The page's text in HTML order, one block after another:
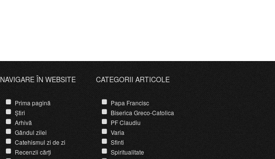
NAVIGARE ÎN WEBSITE
Prima pagină
Știri
Arhivă
Gândul zilei
Catehismul zi de zi
Recenzii cărți
CATEGORII ARTICOLE
Papa Francisc
Biserica Greco-Catolica
PF Claudiu
Varia
Sfinti
Spiritualitate